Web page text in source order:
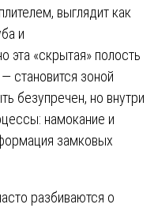
выглядит как
и
эта «скрытая» полость
становится зоной
безупречен, но внутри
намокание и
замковых
разбиваются о